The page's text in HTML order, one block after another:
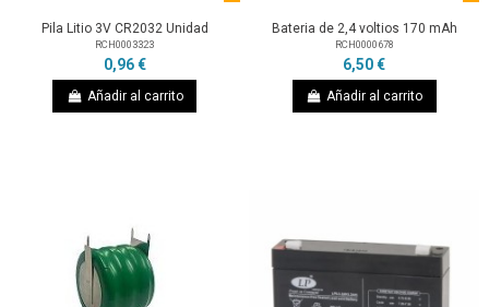
Pila Litio 3V CR2032 Unidad
RCH0003323
0,96 €
Añadir al carrito
Bateria de 2,4 voltios 170 mAh
RCH0000678
6,50 €
Añadir al carrito